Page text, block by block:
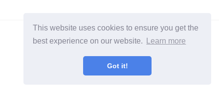
This website uses cookies to ensure you get the
best experience on our website.
Learn more
Got it!
2026 ©BuruNews
Alle Kategorier